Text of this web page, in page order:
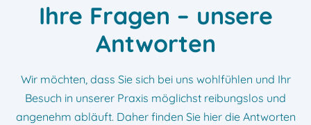
Ihre Fragen – unsere
Antworten
Wir möchten, dass Sie sich bei uns wohlfühlen und Ihr
Besuch in unserer Praxis möglichst reibungslos und
angenehm abläuft. Daher finden Sie hier die Antworten